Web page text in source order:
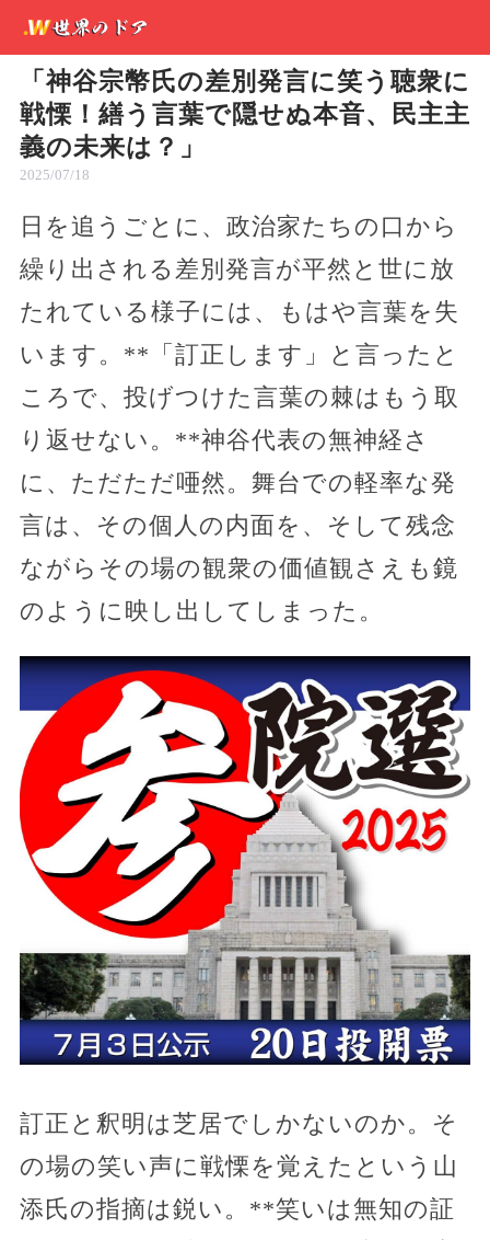
「神谷宗幣氏の差別発言に笑う聴衆に
戦慄！繕う言葉で隠せぬ本音、民主主
義の未来は？」
2025/07/18
日を追うごとに、政治家たちの口から
繰り出される差別発言が平然と世に放
たれている様子には、もはや言葉を失
います。**「訂正します」と言ったと
ころで、投げつけた言葉の棘はもう取
り返せない。**神谷代表の無神経さ
に、ただただ唖然。舞台での軽率な発
言は、その個人の内面を、そして残念
ながらその場の観衆の価値観さえも鏡
のように映し出してしまった。
訂正と釈明は芝居でしかないのか。そ
の場の笑い声に戦慄を覚えたという山
添氏の指摘は鋭い。**笑いは無知の証